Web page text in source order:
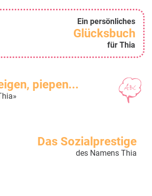
Ein persönliches
Glücksbuch
für Thia
piepen...
Das Sozialprestige
des Namens Thia